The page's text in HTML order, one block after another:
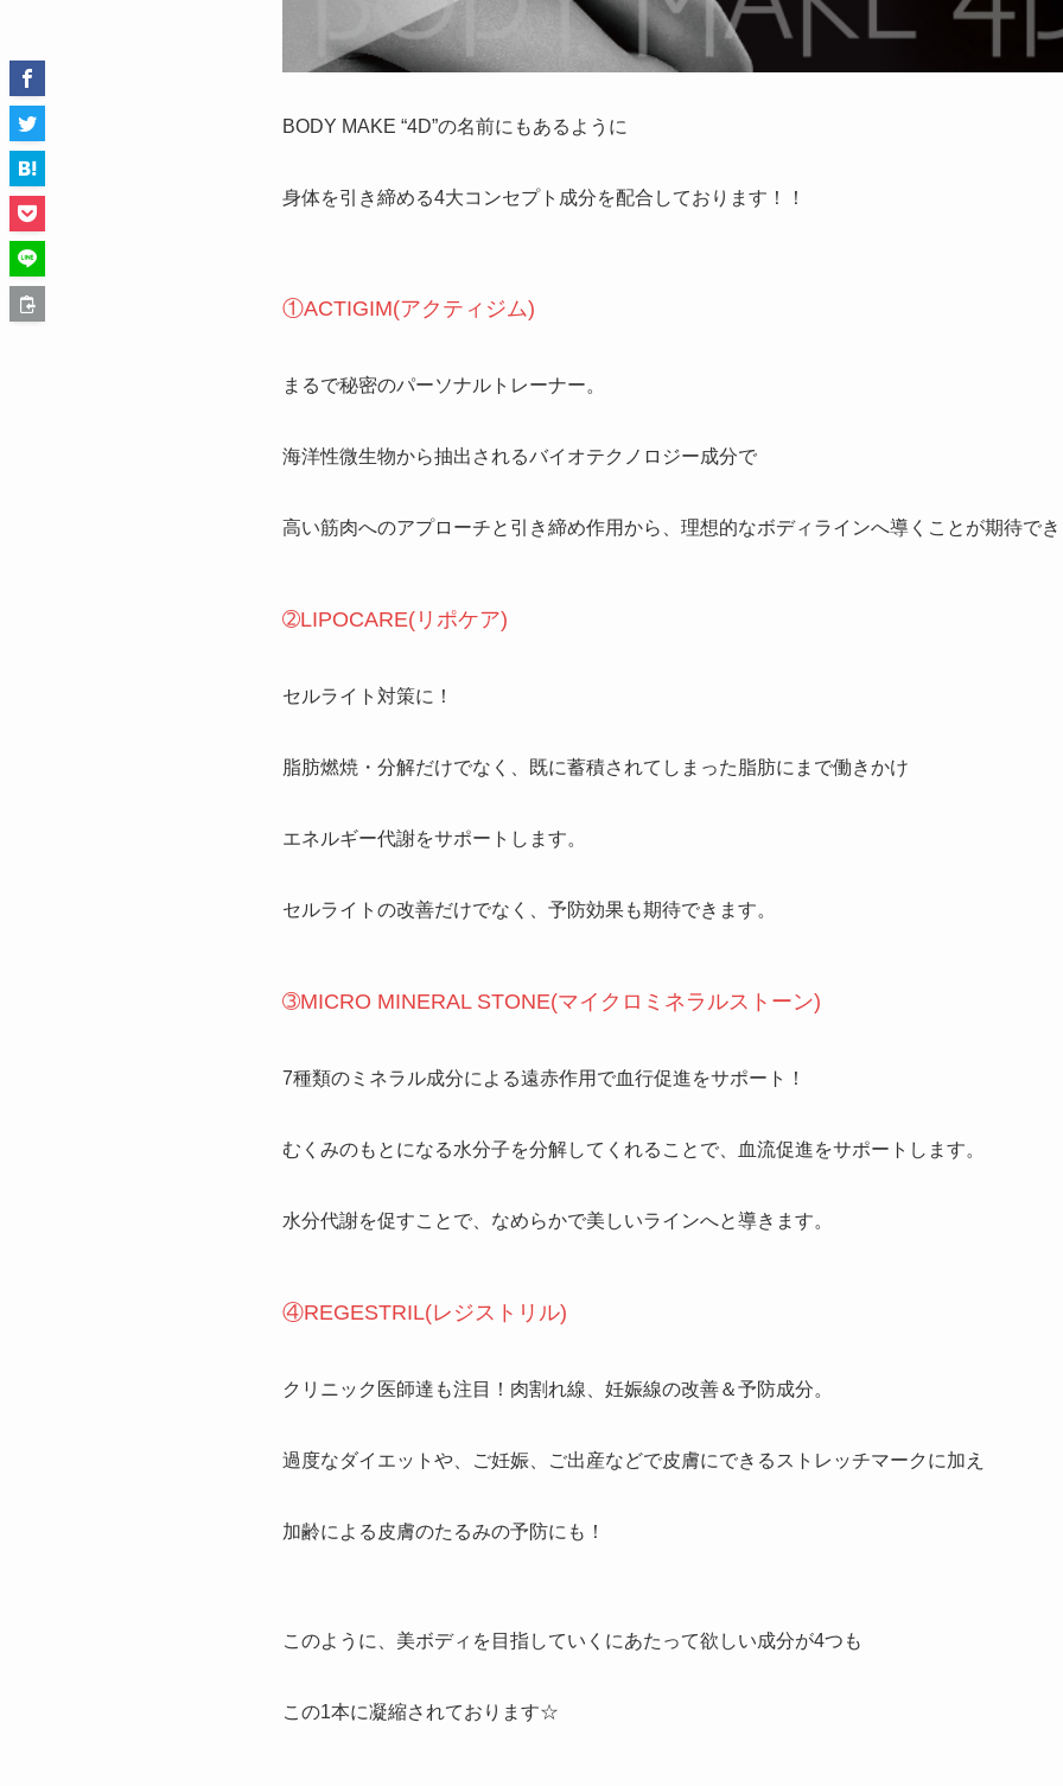
BODY MAKE “4D”の名前にもあるように
身体を引き締める4大コンセプト成分を配合しております！！
①ACTIGIM(アクティジム)
まるで秘密のパーソナルトレーナー。
海洋性微生物から抽出されるバイオテクノロジー成分で
高い筋肉へのアプローチと引き締め作用から、理想的なボディラインへ導くことが期待で
➁LIPOCARE(リポケア)
セルライト対策に！
脂肪燃焼・分解だけでなく、既に蓄積されてしまった脂肪にまで働きかけ
エネルギー代謝をサポートします。
セルライトの改善だけでなく、予防効果も期待できます。
➂MICRO MINERAL STONE(マイクロミネラルストーン)
7種類のミネラル成分による遠赤作用で血行促進をサポート！
むくみのもとになる水分子を分解してくれることで、血流促進をサポートします。
水分代謝を促すことで、なめらかで美しいラインへと導きます。
④REGESTRIL(レジストリル)
クリニック医師達も注目！肉割れ線、妊娠線の改善＆予防成分。
過度なダイエットや、ご妊娠、ご出産などで皮膚にできるストレッチマークに加え
加齢による皮膚のたるみの予防にも！
このように、美ボディを目指していくにあたって欲しい成分が4つも
この1本に凝縮されております☆